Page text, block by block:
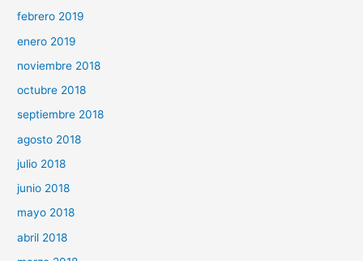
febrero 2019
enero 2019
noviembre 2018
octubre 2018
septiembre 2018
agosto 2018
julio 2018
junio 2018
mayo 2018
abril 2018